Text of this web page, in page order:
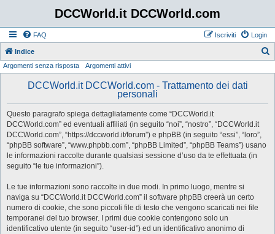
DCCWorld.it DCCWorld.com
FAQ Login
Iscriviti
Indice
Argomenti senza risposta Argomenti attivi
DCCWorld.it DCCWorld.com - Trattamento dei dati
personali
Questo paragrafo spiega dettagliatamente come “DCCWorld.it
DCCWorld.com” ed eventuali affiliati (in seguito “noi”, “nostro”, “DCCWorld.it
DCCWorld.com”, “https://dccworld.it/forum”) e phpBB (in seguito “essi”, “loro”,
“phpBB software”, “www.phpbb.com”, “phpBB Limited”, “phpBB Teams”) usano
le informazioni raccolte durante qualsiasi sessione d’uso da te effettuata (in
seguito “le tue informazioni”).
Le tue informazioni sono raccolte in due modi. In primo luogo, mentre si
naviga su “DCCWorld.it DCCWorld.com” il software phpBB creerà un certo
numero di cookie, che sono piccoli file di testo che vengono scaricati nei file
temporanei del tuo browser. I primi due cookie contengono solo un
identificativo utente (in seguito “user-id”) ed un identificativo anonimo di